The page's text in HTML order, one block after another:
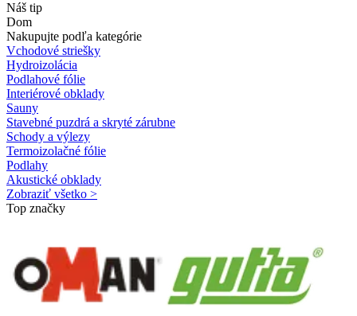
Náš tip
Dom
Nakupujte podľa kategórie
Vchodové striešky
Hydroizolácia
Podlahové fólie
Interiérové obklady
Sauny
Stavebné puzdrá a skryté zárubne
Schody a výlezy
Termoizolačné fólie
Podlahy
Akustické obklady
Zobraziť všetko >
Top značky